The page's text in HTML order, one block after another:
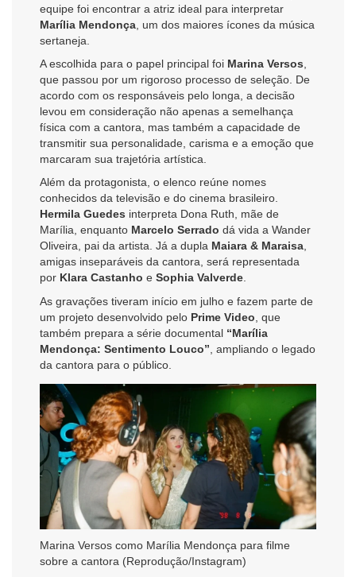
equipe foi encontrar a atriz ideal para interpretar
Marília Mendonça , um dos maiores ícones da música
sertaneja.
A escolhida para o papel principal foi Marina Versos
que passou por um rigoroso processo de seleção. De
acordo com os responsáveis pelo longa, a decisão
levou em consideração não apenas a semelhança
física com a cantora, mas também a capacidade de
transmitir sua personalidade, carisma e a emoção que
marcaram sua trajetória artística.
Além da protagonista, o elenco reúne nomes
conhecidos da televisão e do cinema brasileiro.
Hermila Guedes interpreta Dona Ruth, mãe de
Marília, enquanto Marcelo Serrado dá vida a Wander
Oliveira, pai da artista. Já a dupla Maiara & Maraisa,
amigas inseparáveis da cantora, será representada
por Klara Castanho e Sophia Valverde.
As gravações tiveram início em julho e fazem parte de
um projeto desenvolvido pelo Prime Video , que
também prepara a série documental “Marília
Mendonça: Sentimento Louco” , ampliando o legado
da cantora para o público.
Marina Versos como Marília Mendonça para filme
sobre a cantora (Reprodução/Instagram)